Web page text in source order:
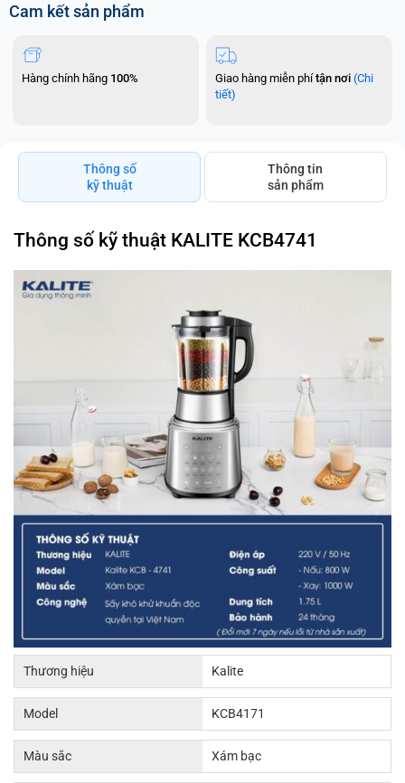
Cam kết sản phẩm
Hàng chính hãng 100% Giao hàng miễn phítận nơi (Chi
tiết)
Thông số
kỹ thuật
Thông tin
sản phẩm
Thông số kỹ thuật KALITE KCB4741
Thương hiệu Kalite
Model KCB4171
Màu sắc Xám bạc